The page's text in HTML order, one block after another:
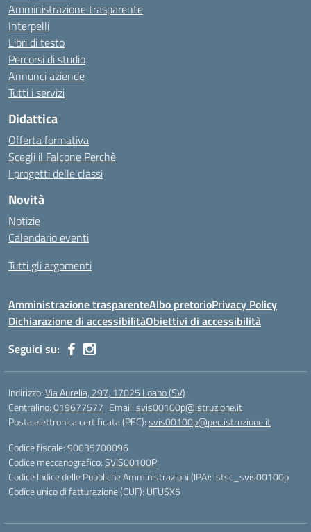
Amministrazione trasparente
Interpelli
Libri di testo
Percorsi di studio
Annunci aziende
Tutti i servizi
Didattica
Offerta formativa
Scegli il Falcone Perchè
I progetti delle classi
Novità
Notizie
Calendario eventi
Tutti gli argomenti
Amministrazione trasparenteAlbo pretorioPrivacy Policy
Dichiarazione di accessibilitàObiettivi di accessibilità
Seguici su:
Indirizzo:Via Aurelia, 297, 17025 Loano (SV)
Centralino:019677577 Email:svis00100p@istruzione.it
Posta elettronica certificata (PEC):svis00100p@pec.istruzione.it
Codice fiscale: 90035700096
Codice meccanografico:SVIS00100P
Codice Indice delle Pubbliche Amministrazioni (IPA): istsc_svis00100p
Codice unico di fatturazione (CUF): UFUSX5